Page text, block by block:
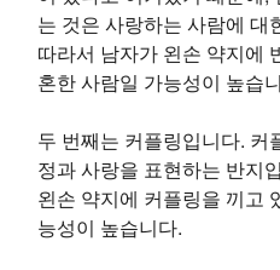
는 것은 사랑하는 사람에 대
따라서 남자가 왼손 약지에
혼한 사람일 가능성이 높습
두 번째는 커플링입니다. 커
정과 사랑을 표현하는 반지
왼손 약지에 커플링을 끼고
능성이 높습니다.